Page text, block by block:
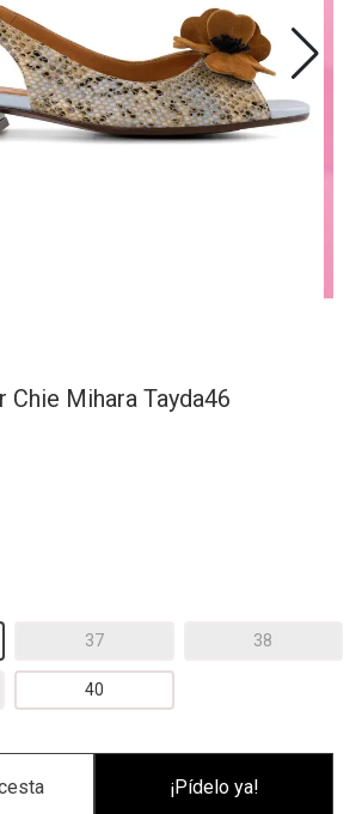
Chie Mihara Tayda46
37 38
40
¡Pídelo ya!